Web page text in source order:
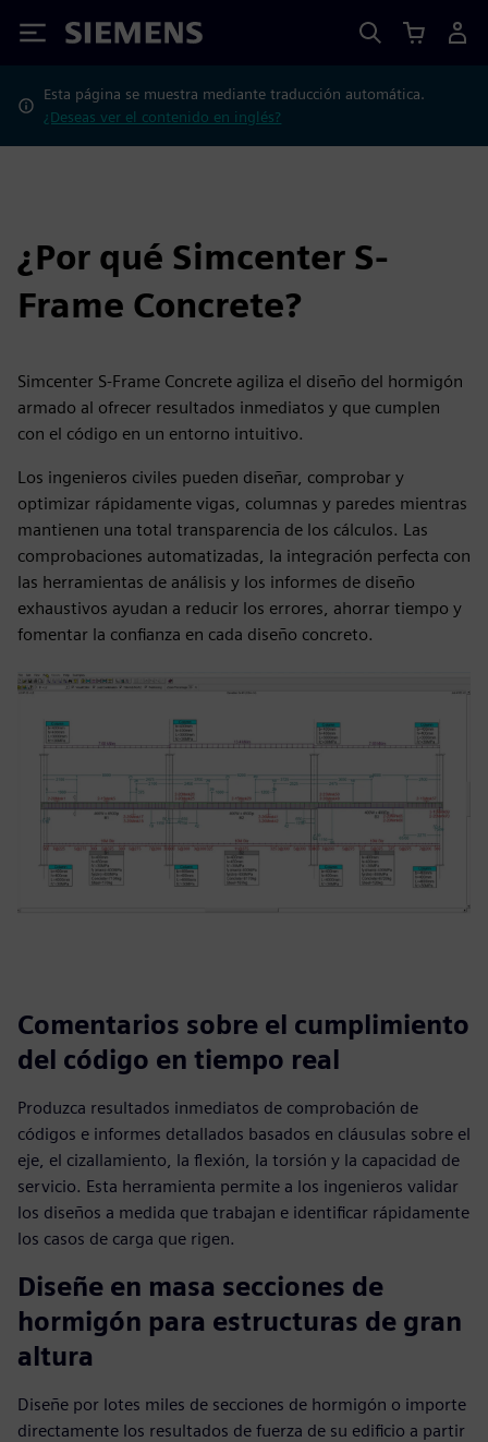
Siemens
Esta página se muestra mediante traducción automática.
¿Deseas ver el contenido en inglés?
¿Por qué Simcenter S-
Frame Concrete?
Simcenter S-Frame Concrete agiliza el diseño del hormigón
armado al ofrecer resultados inmediatos y que cumplen
con el código en un entorno intuitivo.
Los ingenieros civiles pueden diseñar, comprobar y
optimizar rápidamente vigas, columnas y paredes mientras
mantienen una total transparencia de los cálculos. Las
comprobaciones automatizadas, la integración perfecta con
las herramientas de análisis y los informes de diseño
exhaustivos ayudan a reducir los errores, ahorrar tiempo y
fomentar la confianza en cada diseño concreto.
Comentarios sobre el cumplimiento
del código en tiempo real
Produzca resultados inmediatos de comprobación de
códigos e informes detallados basados en cláusulas sobre el
eje, el cizallamiento, la flexión, la torsión y la capacidad de
servicio. Esta herramienta permite a los ingenieros validar
los diseños a medida que trabajan e identificar rápidamente
los casos de carga que rigen.
Diseñe en masa secciones de
hormigón para estructuras de gran
altura
Diseñe por lotes miles de secciones de hormigón o importe
directamente los resultados de fuerza de su edificio a partir